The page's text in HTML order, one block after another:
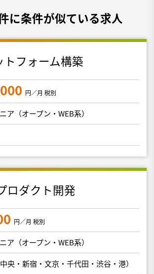
に条件が似ている求人
トフォーム構築
円／月 税別
ア（オープン・WEB系）
ロダクト開発
円／月 税別
ア（オープン・WEB系）
央・新宿・文京・千代田・渋谷・港）